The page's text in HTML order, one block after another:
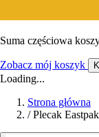
Suma częściowa
Zobacz mój koszyk
Loading...
Strona główna
/ Plecak